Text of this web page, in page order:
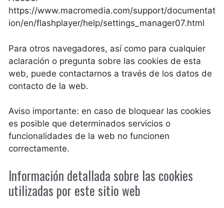
https://www.macromedia.com/support/documentat
ion/en/flashplayer/help/settings_manager07.html
Para otros navegadores, así como para cualquier
aclaración o pregunta sobre las cookies de esta
web, puede contactarnos a través de los datos de
contacto de la web.
Aviso importante: en caso de bloquear las cookies
es posible que determinados servicios o
funcionalidades de la web no funcionen
correctamente.
Información detallada sobre las cookies
utilizadas por este sitio web